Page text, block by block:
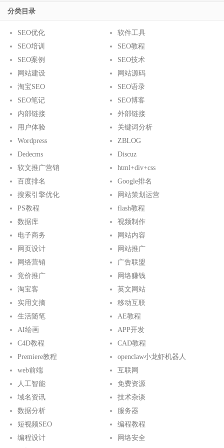
分类目录
SEO优化
软件工具
SEO培训
SEO教程
SEO案例
SEO技术
网站建设
网站源码
淘宝SEO
SEO语录
SEO笔记
SEO博客
内部链接
外部链接
用户体验
关键词分析
Wordpress
ZBLOG
Dedecms
Discuz
软文推广营销
html+div+css
百度排名
Google排名
搜索引擎优化
网站策划运营
PS教程
flash教程
数据库
视频制作
电子商务
网站内容
网页设计
网站推广
网络营销
广告联盟
竞价推广
网络赚钱
淘宝客
英文网站
实用文摘
移动互联
生活随笔
AE教程
AI绘画
APP开发
C4D教程
CAD教程
Premiere教程
openclaw小龙虾机器人
web前端
互联网
人工智能
免费资源
域名资讯
技术杂谈
数据分析
服务器
短视频SEO
编程教程
编程设计
网络安全